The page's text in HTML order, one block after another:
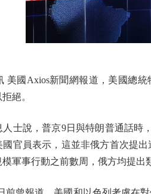
國Axios新聞網報道，美國總統
絕。
說，普京9日與特朗普通話時，
國官員表示，這並非俄方首次提
軍事行動之前數周，俄方均提